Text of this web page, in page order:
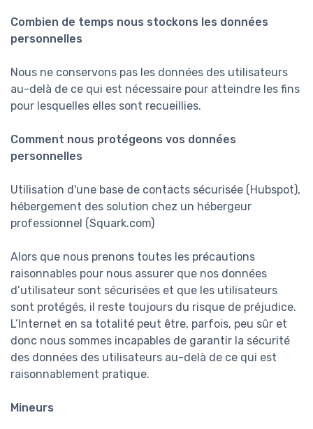
Combien de temps nous stockons les données
personnelles
Nous ne conservons pas les données des utilisateurs
au-delà de ce qui est nécessaire pour atteindre les fins
pour lesquelles elles sont recueillies.
Comment nous protégeons vos données
personnelles
Utilisation d'une base de contacts sécurisée (Hubspot),
hébergement des solution chez un hébergeur
professionnel (Squark.com)
Alors que nous prenons toutes les précautions
raisonnables pour nous assurer que nos données
d’utilisateur sont sécurisées et que les utilisateurs
sont protégés, il reste toujours du risque de préjudice.
L’Internet en sa totalité peut être, parfois, peu sûr et
donc nous sommes incapables de garantir la sécurité
des données des utilisateurs au-delà de ce qui est
raisonnablement pratique.
Mineurs